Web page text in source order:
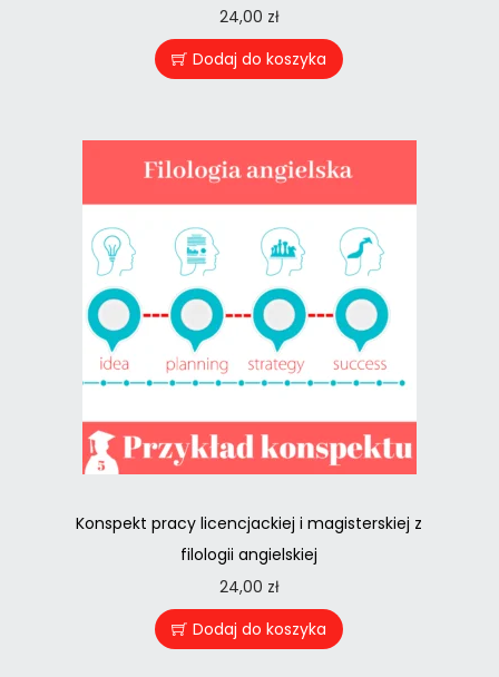
24,00 zł
Dodaj do koszyka
Konspekt pracy licencjackiej i magisterskiej z
filologii angielskiej
24,00 zł
Dodaj do koszyka